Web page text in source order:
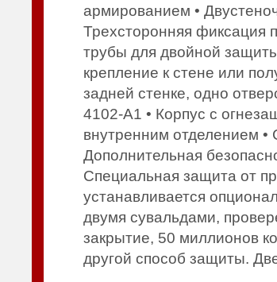
армированием •
Трехсторонняя фиксация
трубы для двойной
крепление к стене или
задней стенке, одно
4102-A1 • Корпус с
внутренним отделением •
Дополнительная
Специальная защита от
устанавливается
двумя сувальдами,
закрытие, 50 миллионов
другой способ защиты.